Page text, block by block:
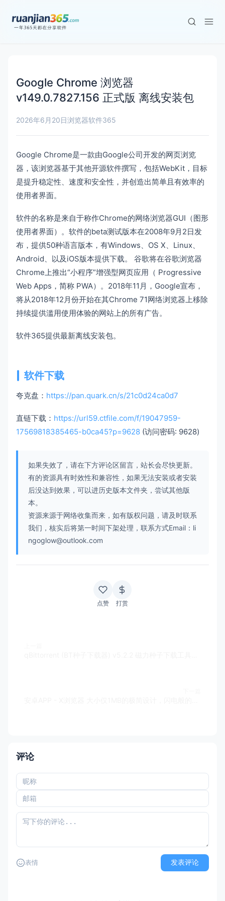
Google Chrome 浏览器
v149.0.7827.156 正式版 离线安装包
2026年6月20日浏览器软件365
Google Chrome是一款由Google公司开发的网页浏览
器，该浏览器基于其他开源软件撰写，包括WebKit，目标
是提升稳定性、速度和安全性，并创造出简单且有效率的
使用者界面。
软件的名称是来自于称作Chrome的网络浏览器GUI（图形
使用者界面）。软件的beta测试版本在2008年9月2日发
布，提供50种语言版本，有Windows、OS X、Linux、
Android、以及iOS版本提供下载。 谷歌将在谷歌浏览器
Chrome上推出“小程序”增强型网页应用（ Progressive
Web Apps，简称 PWA）。2018年11月，Google宣布，
将从2018年12月份开始在其Chrome 71网络浏览器上移除
持续提供滥用使用体验的网站上的所有广告。
软件365提供最新离线安装包。
软件下载
夸克盘： https://pan.quark.cn/s/21c0d24ca0d7
直链下载： https://url59.ctfile.com/f/19047959-
17569818385465-b0ca45?p=9628 (访问密码: 9628)
如果失效了，请在下方评论区留言，站长会尽快更新。
有的资源具有时效性和兼容性，如果无法安装或者安装
后没达到效果，可以进历史版本文件夹，尝试其他版
本。
资源来源于网络收集而来，如有版权问题，请及时联系
我们，核实后将第一时间下架处理，联系方式Email：li
ngoglow@outlook.com
点赞 打赏
评论
表情 发表评论